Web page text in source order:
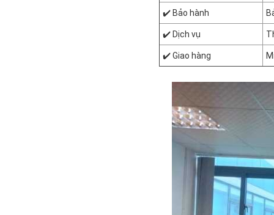
✔️ Bảo hành
✔️ Dịch vụ
✔️ Giao hàng